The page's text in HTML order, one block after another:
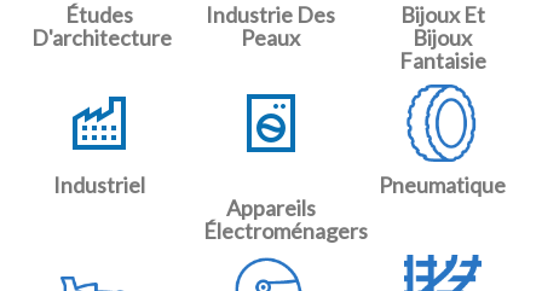
Études
D'architecture
Industrie Des
Peaux
Bijoux Et
Bijoux
Fantaisie
Industriel
Appareils
Électroménagers
Pneumatique